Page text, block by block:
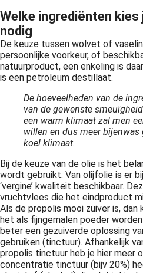
Welke ingrediënten kies
nodig
De keuze tussen wolvet of
persoonlijke voorkeur, of
natuurproduct, een enkeling is
is een petroleum destillaat.
De hoeveelheden van de
van de gewenste
een warm klimaat zal men
willen en dus meer bijenwas
koel klimaat.
Bij de keuze van de olie is het
wordt gebruikt. Van olijfolie is er
‘vergine’ kwaliteit beschikbaar.
vruchtvlees die het eindproduct
Als de propolis mooi zuiver is,
het als fijngemalen poeder
beter een gezuiverde oplossing
gebruiken (tinctuur). Afhankelijk
propolis tinctuur heb je hier meer
concentratie tinctuur (bijv 20%)